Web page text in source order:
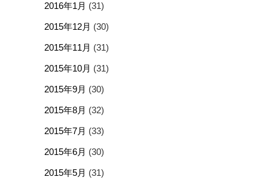
2016年1月 (31)
2015年12月 (30)
2015年11月 (31)
2015年10月 (31)
2015年9月 (30)
2015年8月 (32)
2015年7月 (33)
2015年6月 (30)
2015年5月 (31)